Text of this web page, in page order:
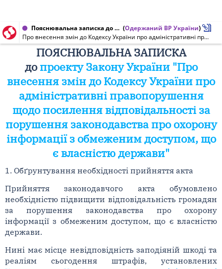
Пояснювальна записка до проекту Закону України від 11.05.2011 № 8490 (Одержаний ВР України)
Про внесення змін до Кодексу України про адміністративні правопорушення щодо посилення відповідальності за порушення законодавства про охорону інформації з обмеженим доступом, що є власністю держави